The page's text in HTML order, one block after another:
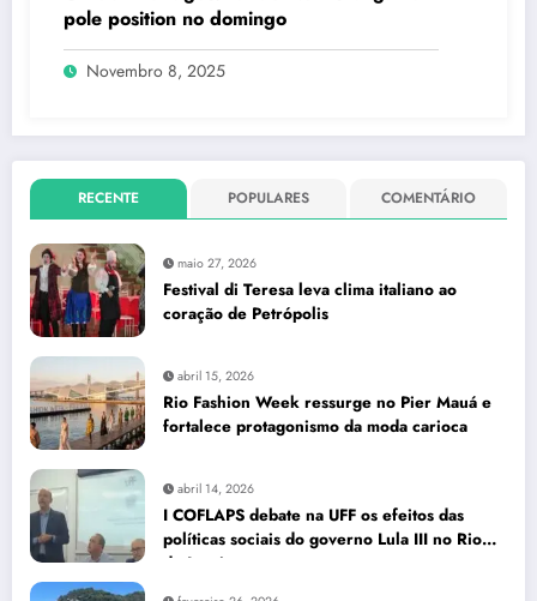
pole position no domingo
Novembro 8, 2025
RECENTE POPULARES COMENTÁRIO
maio 27, 2026
Festival di Teresa leva clima italiano ao
coração de Petrópolis
abril 15, 2026
Rio Fashion Week ressurge no Pier Mauá e
fortalece protagonismo da moda carioca
abril 14, 2026
I COFLAPS debate na UFF os efeitos das
políticas sociais do governo Lula III no Rio
de Janeiro